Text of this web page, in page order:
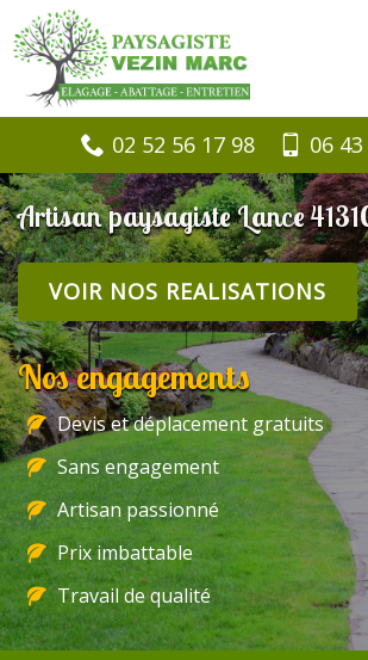
02 52 56 17 98 06
Artisan paysagiste Lance
VOIR NOS REALISATIONS
Nos engagements
Devis et déplacement gratuits
Sans engagement
Artisan passionné
Prix imbattable
Travail de qualité